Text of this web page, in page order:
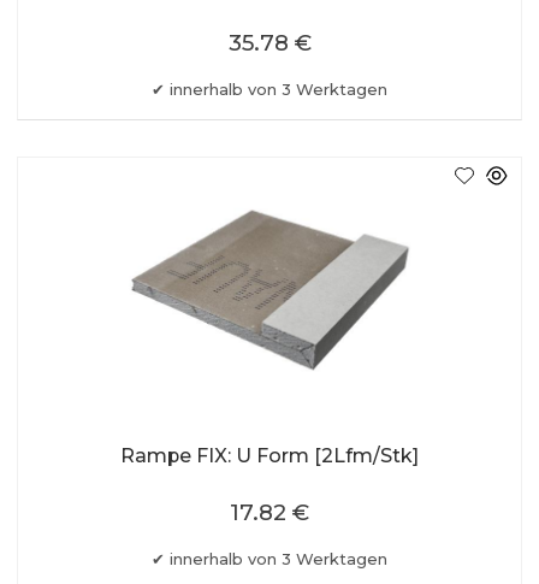
innerhalb von 3 Werktagen
35.78 €
Rampe FIX: U Form [2Lfm/Stk]
innerhalb von 3 Werktagen
17.82 €